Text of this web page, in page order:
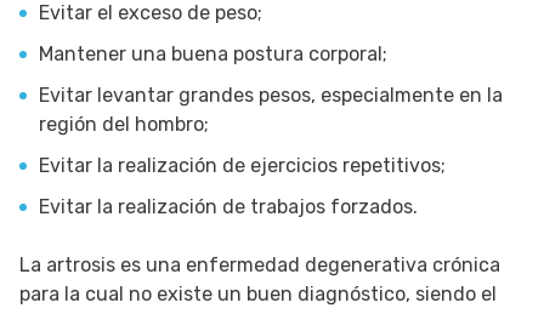
Evitar el exceso de peso;
Mantener una buena postura corporal;
Evitar levantar grandes pesos, especialmente en la
región del hombro;
Evitar la realización de ejercicios repetitivos;
Evitar la realización de trabajos forzados.
La artrosis es una enfermedad degenerativa crónica
para la cual no existe un buen diagnóstico, siendo el